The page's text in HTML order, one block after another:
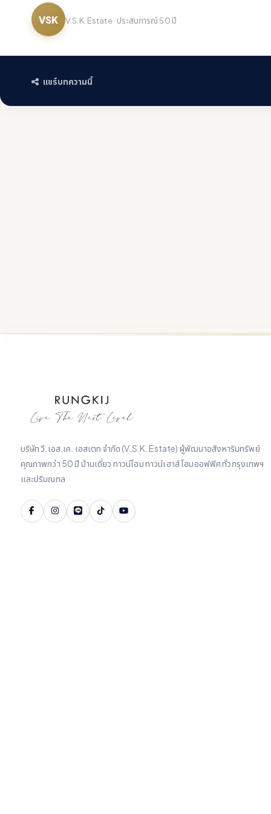
VSK V.S.K. Estate · ประสบการณ์ 50 ปี
แชร์บทความนี้
บริษัท วี.เอส.เค. เอสเตท จำกัด (V.S.K. Estate) ผู้พัฒนาอสังหาริมทรัพย์
คุณภาพกว่า 50 ปี บ้านเดี่ยว ทาวน์โฮม ทาวน์เฮาส์ โฮมออฟฟิศ ทั่วกรุงเทพฯ
และปริมณฑล